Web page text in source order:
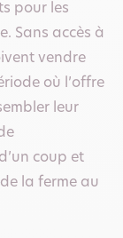
pour les
Sans accès à
vendre
où l’offre
leur
coup et
la ferme au